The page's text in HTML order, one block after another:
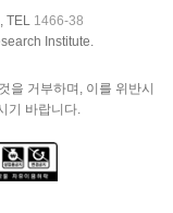
TEL 1466-38
Institute.
을 거부하며, 이를 위반시
기 바랍니다.